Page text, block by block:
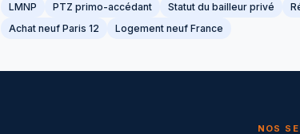
LMNP
PTZ primo-accédant Statut du bailleur privé
Achat neuf Paris 12
Logement neuf France
NOS